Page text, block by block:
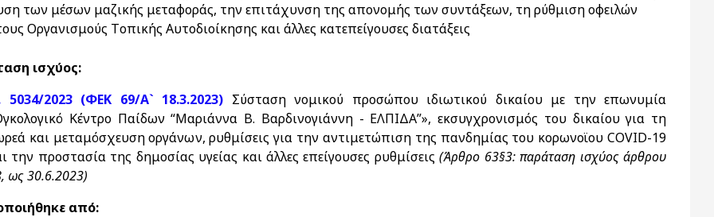
των μέσων μαζικής μεταφοράς, την επιτάχυνση της απονομής των συντάξεων, τη ρύθμιση οφειλών
Oργανισμούς Tοπικής Aυτοδιοίκησης και άλλες κατεπείγουσες διατάξεις
ισχύος:
5034/2023 (ΦΕΚ 69/Α` 18.3.2023) Σύσταση νομικού προσώπου ιδιωτικού δικαίου με την επωνυμία
Κέντρο Παίδων “Μαριάννα Β. Βαρδινογιάννη - ΕΛΠΙΔΑ”», εκσυγχρονισμός του δικαίου για τη
και μεταμόσχευση οργάνων, ρυθμίσεις για την αντιμετώπιση της πανδημίας του κορωνοϊου COVID-19
την προστασία της δημοσίας υγείας και άλλες επείγουσες ρυθμίσεις (Άρθρο 63§3: παράταση ισχύος άρθρου
ως 30.6.2023)
από: